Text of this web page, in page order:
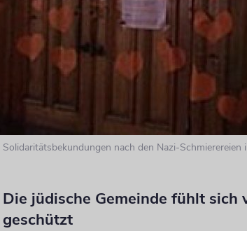
Solidaritätsbekundungen nach den Nazi-Schmierereien
Die jüdische Gemeinde fühlt sich
geschützt